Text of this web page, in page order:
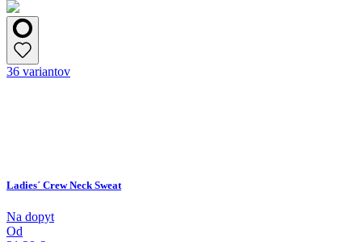
36 variantov
Ladies´ Crew Neck Sweat
Na dopyt
Od